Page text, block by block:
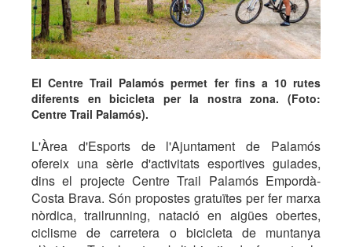
El Centre Trail Palamós permet fer fins a 10 rutes
diferents en bicicleta per la nostra zona. (Foto:
Centre Trail Palamós).
L'Àrea d'Esports de l'Ajuntament de Palamós
ofereix una sèrie d'activitats esportives guiades,
dins el projecte Centre Trail Palamós Empordà-
Costa Brava. Són propostes gratuïtes per fer marxa
nòrdica, trailrunning, natació en aigües obertes,
ciclisme de carretera o bicicleta de muntanya